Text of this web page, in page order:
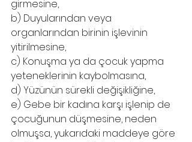
girmesine,
b) Duyularından veya
organlarından birinin işlevinin
yitirilmesine,
c) Konuşma ya da çocuk yapma
yeteneklerinin kaybolmasına,
d) Yüzünün sürekli değişikliğine,
e) Gebe bir kadına karşı işlenip de
çocuğunun düşmesine, neden
olmuşsa, yukarıdaki maddeye göre